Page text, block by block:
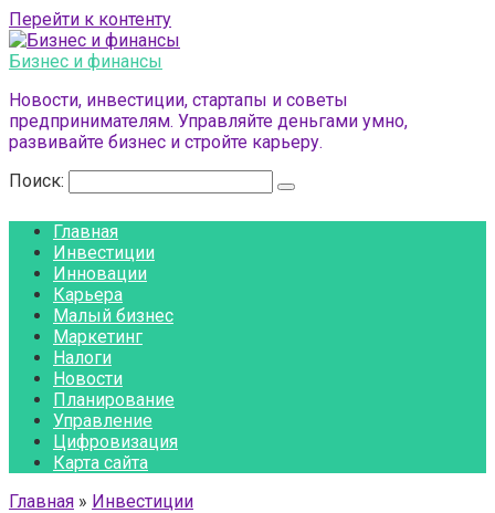
Перейти к контенту
Бизнес и финансы
Новости, инвестиции, стартапы и советы
предпринимателям. Управляйте деньгами умно,
развивайте бизнес и стройте карьеру.
Поиск:
Главная
Инвестиции
Инновации
Карьера
Малый бизнес
Маркетинг
Налоги
Новости
Планирование
Управление
Цифровизация
Карта сайта
Главная » Инвестиции